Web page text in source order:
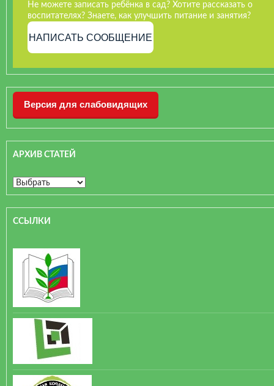
Не можете записать ребёнка в сад? Хотите рассказать о
воспитателях? Знаете, как улучшить питание и занятия?
НАПИСАТЬ СООБЩЕНИЕ
Версия для слабовидящих
АРХИВ СТАТЕЙ
ССЫЛКИ